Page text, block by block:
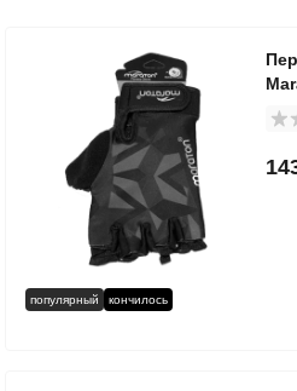
популярный кончилось